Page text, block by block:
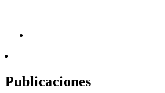
Publicaciones